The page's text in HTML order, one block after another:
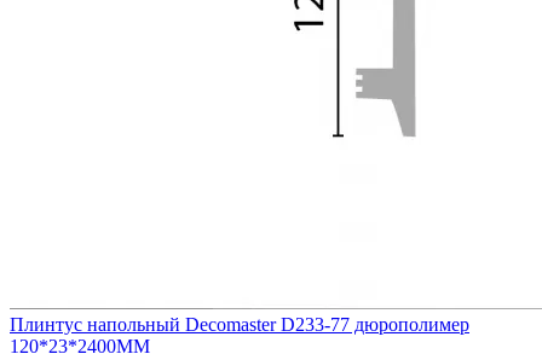
Плинтус напольный Decomaster D233-77 дюрополимер
120*23*2400ММ